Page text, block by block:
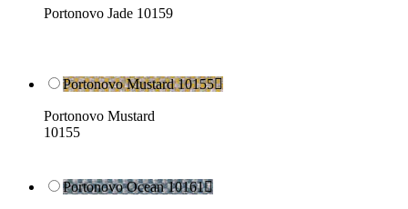
Portonovo Jade 10159
Portonovo Mustard 10155
Portonovo Mustard
10155
Portonovo Ocean 10161